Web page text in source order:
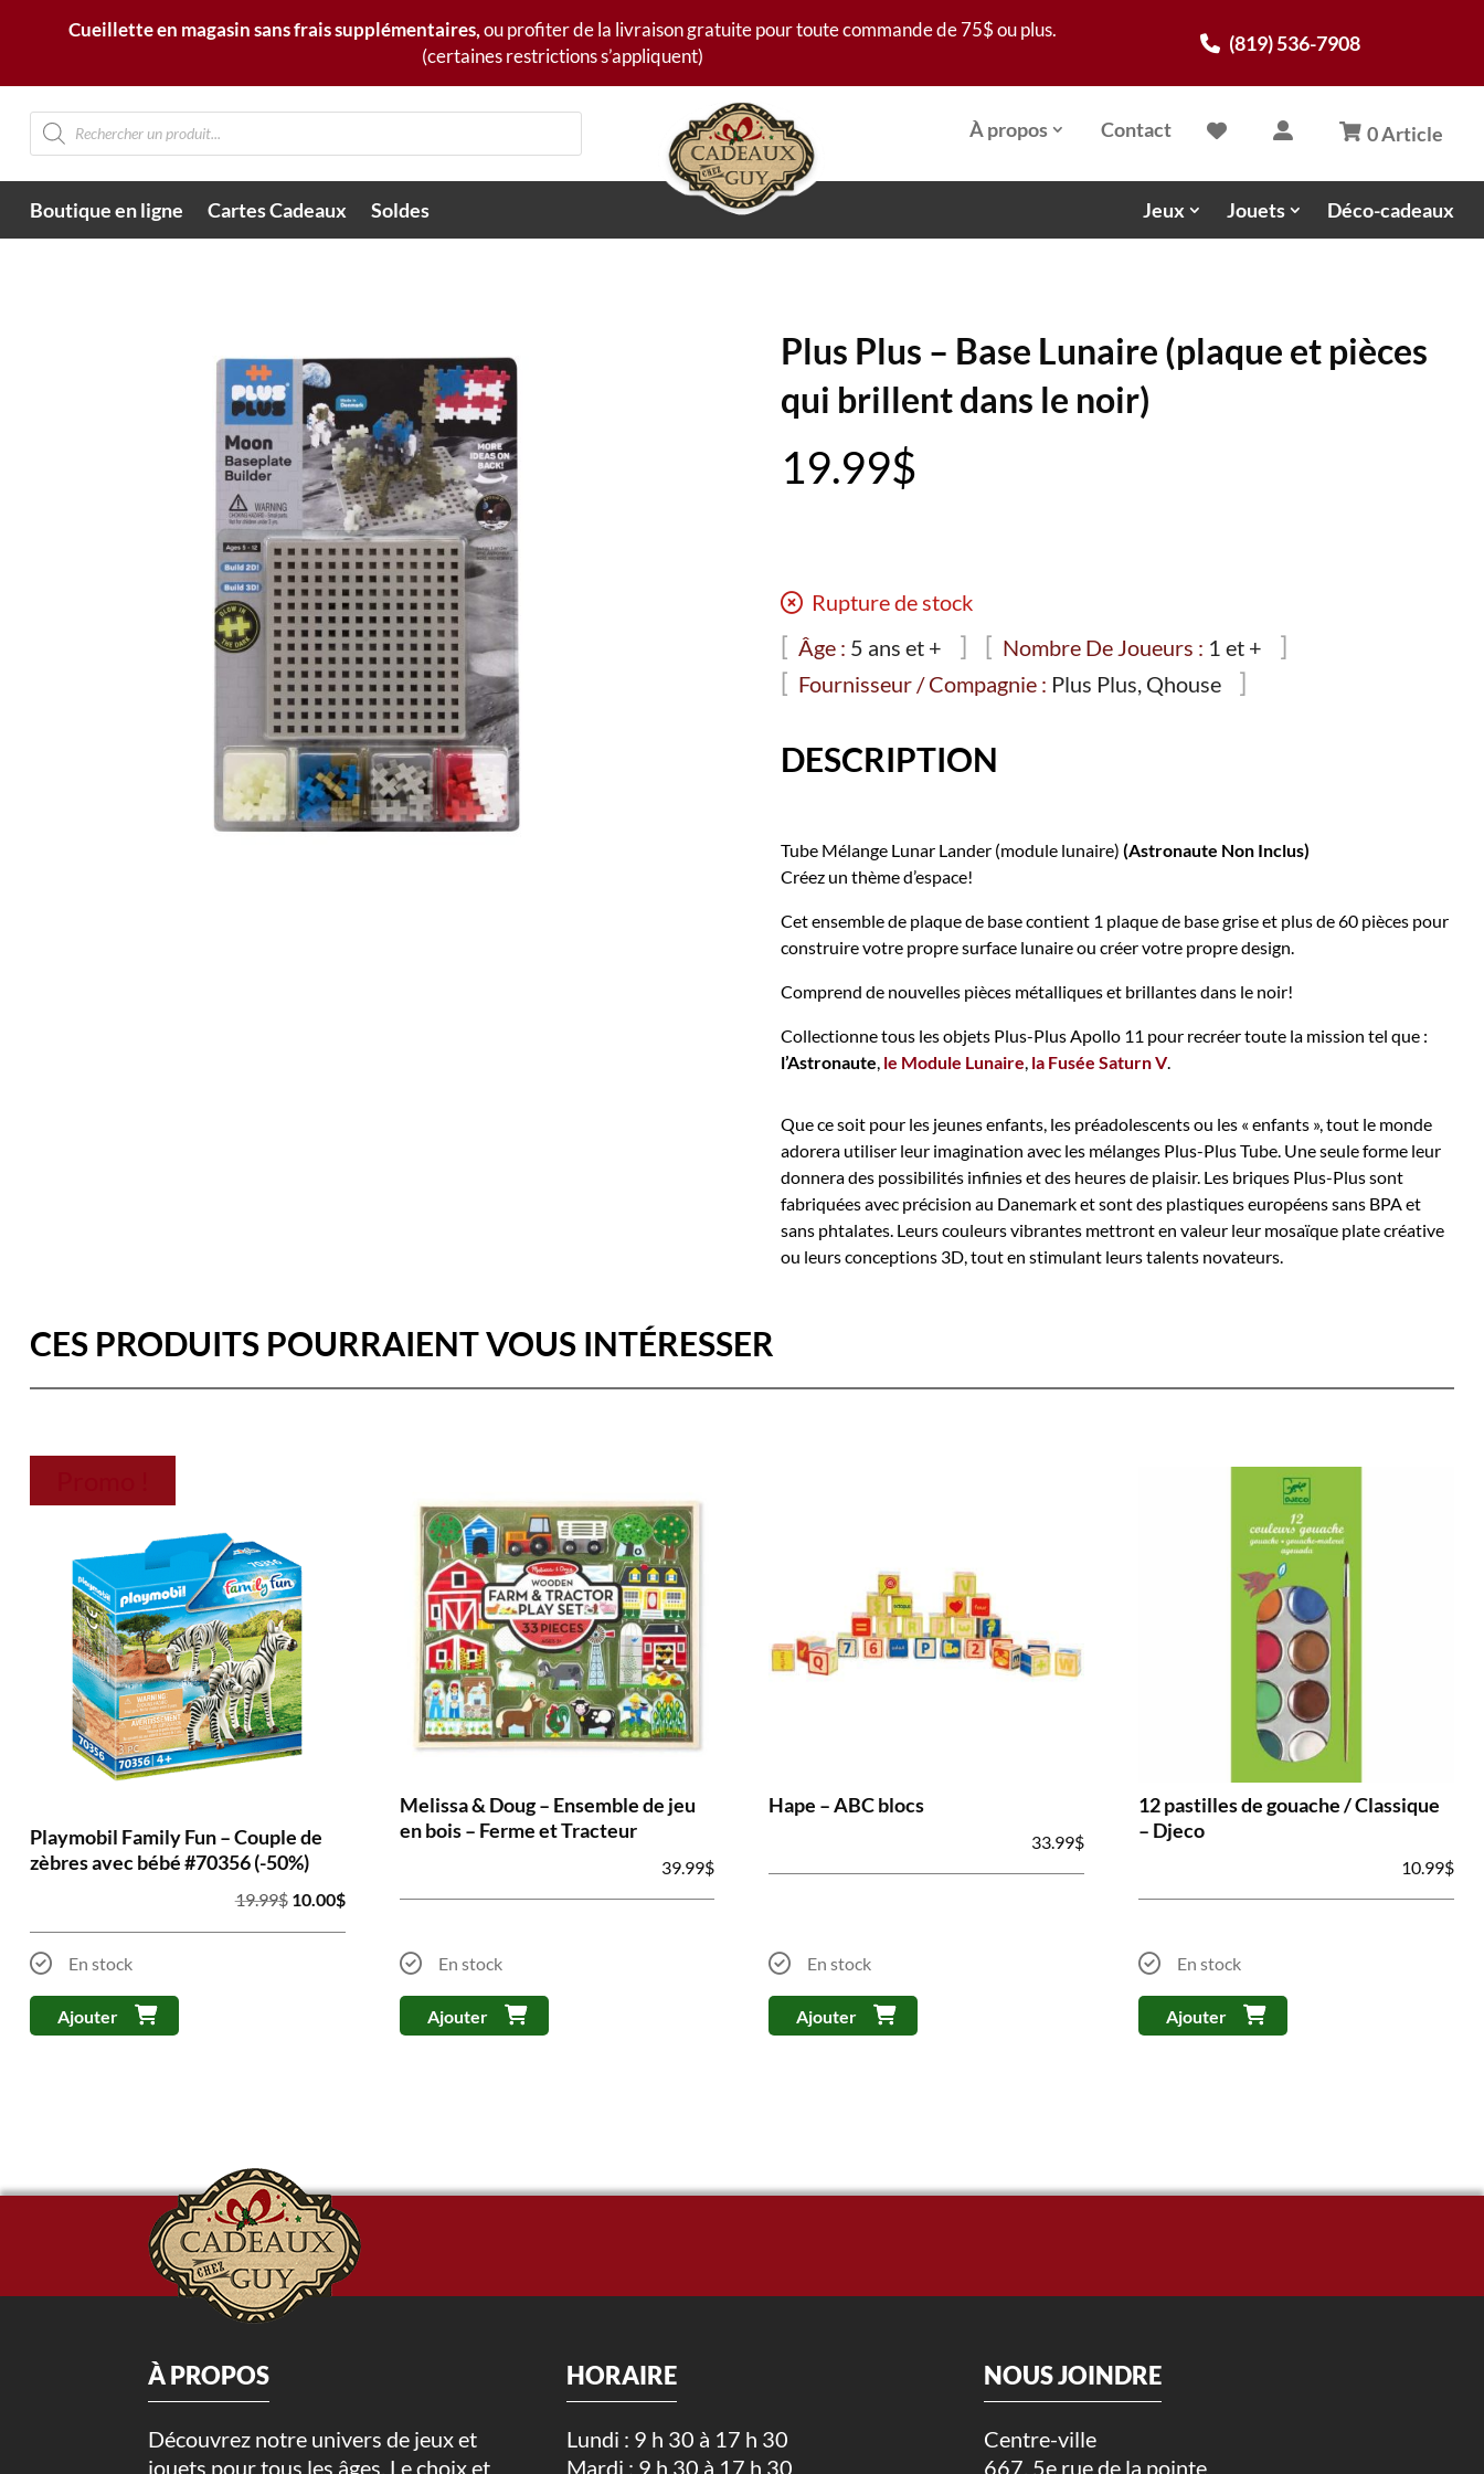
Cueillette en magasin sans frais supplémentaires,ou profiter de la livraison gratuite pour toute commande de 75$ ou plus.
(certaines restrictions s’appliquent)
(819) 536-7908
Recherche
de
produits
À propos Contact 0 Article
Boutique en ligne Cartes Cadeaux Soldes Jeux Jouets Déco-cadeaux
Plus Plus – Base Lunaire (plaque et pièces
qui brillent dans le noir)
19.99$
Rupture de stock
Âge : 5 ans et + Nombre De Joueurs : 1 et +
Fournisseur / Compagnie : Plus Plus, Qhouse
DESCRIPTION
Tube Mélange Lunar Lander (module lunaire)(Astronaute Non Inclus)
Créez un thème d’espace!
Cet ensemble de plaque de base contient 1 plaque de base grise et plus de 60 pièces pour
construire votre propre surface lunaire ou créer votre propre design.
Comprend de nouvelles pièces métalliques et brillantes dans le noir!
Collectionne tous les objets Plus-Plus Apollo 11 pour recréer toute la mission tel que :
l’Astronaute, le Module Lunaire, la Fusée Saturn V.
Que ce soit pour les jeunes enfants, les préadolescents ou les « enfants », tout le monde
adorera utiliser leur imagination avec les mélanges Plus-Plus Tube. Une seule forme leur
donnera des possibilités infinies et des heures de plaisir. Les briques Plus-Plus sont
fabriquées avec précision au Danemark et sont des plastiques européens sans BPA et
sans phtalates. Leurs couleurs vibrantes mettront en valeur leur mosaïque plate créative
ou leurs conceptions 3D, tout en stimulant leurs talents novateurs.
CES PRODUITS POURRAIENT VOUS INTÉRESSER
Playmobil Family Fun – Couple de
zèbres avec bébé #70356 (-50%)
19.99$ Le
prix
10.00$Le
prix
En stock
Ajouter
Melissa & Doug – Ensemble de jeu
en bois – Ferme et Tracteur
39.99$
En stock
Ajouter
Hape – ABC blocs
33.99$
En stock
Ajouter
12 pastilles de gouache / Classique
– Djeco
10.99$
En stock
Ajouter
À PROPOS
Découvrez notre univers de jeux et
jouets pour tous les âges. Le choix et
HORAIRE
Lundi : 9 h 30 à 17 h 30
Mardi : 9 h 30 à 17 h 30
NOUS JOINDRE
Centre-ville
667, 5e rue de la pointe